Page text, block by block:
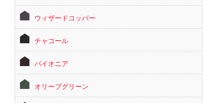
ウィザードコッパー
チャコール
パイオニア
オリーブグリーン